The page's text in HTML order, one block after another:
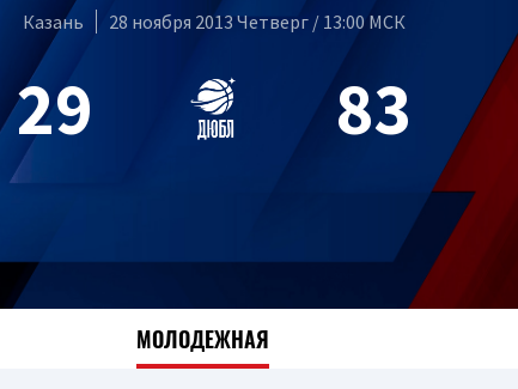
Казань 28 ноября 2013 Четверг / 13:00 МСК
29 83
МОЛОДЕЖНАЯ